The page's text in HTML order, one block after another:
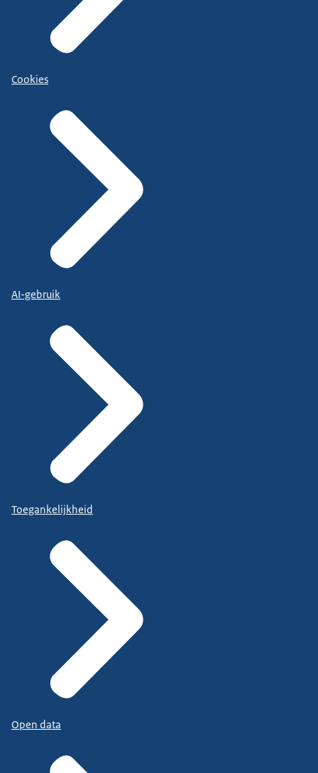
Cookies
AI-gebruik
Toegankelijkheid
Open data